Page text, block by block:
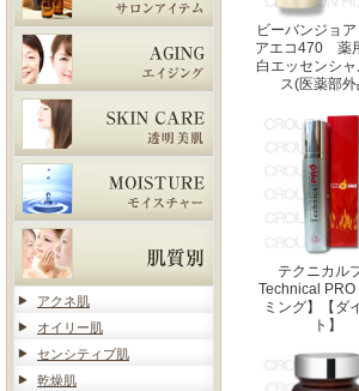
アクネ肌
オイリー肌
センシティブ肌
乾燥肌
ビーバンジョ
アエコ470 薬
白エッセンシ
ス(医薬部
テクニカル
Technical PRO
ミング】【ダ
ト】